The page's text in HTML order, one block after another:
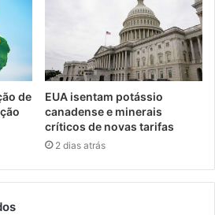
de
EUA isentam potássio
canadense e minerais
críticos de novas tarifas
2 dias atrás